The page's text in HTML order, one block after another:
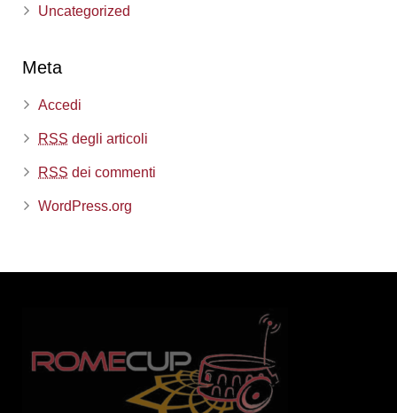
Uncategorized
Meta
Accedi
RSS degli articoli
RSS dei commenti
WordPress.org